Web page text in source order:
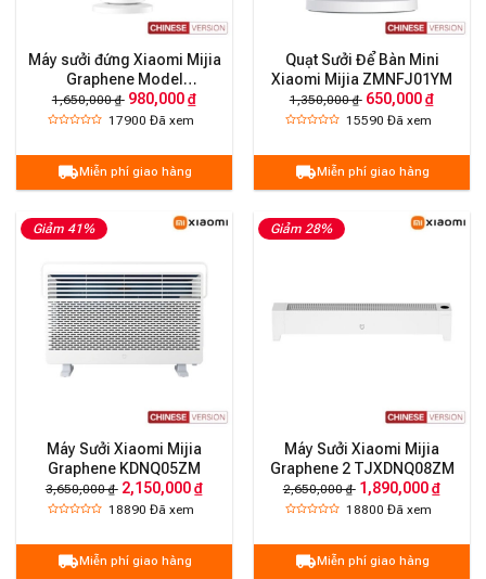
Máy sưởi đứng Xiaomi Mijia
Graphene Model
LSNFJ03ZM
1,650,000 ₫ 980,000 ₫
17900Đã xem
Miễn phí giao hàng
Quạt Sưởi Để Bàn Mini
Xiaomi Mijia ZMNFJ01YM
1,350,000 ₫ 650,000 ₫
15590Đã xem
Miễn phí giao hàng
Giảm 41%
Máy Sưởi Xiaomi Mijia
Graphene KDNQ05ZM
3,650,000 ₫ 2,150,000 ₫
18890Đã xem
Miễn phí giao hàng
Giảm 28%
Máy Sưởi Xiaomi Mijia
Graphene 2 TJXDNQ08ZM
2,650,000 ₫ 1,890,000 ₫
18800Đã xem
Miễn phí giao hàng